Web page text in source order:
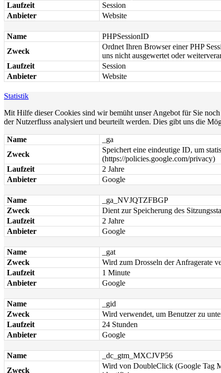
Laufzeit
Session
Anbieter
Website
Name
PHPSessionID
Zweck
Ordnet Ihren Browser einer PHP
uns nicht ausgewertet oder
Laufzeit
Session
Anbieter
Website
Statistik
Mit Hilfe dieser Cookies sind wir bemüht unser Angebot für Sie
der Nutzerfluss analysiert und beurteilt werden. Dies gibt uns die
Name
_ga
Zweck
Speichert eine eindeutige ID, um
(https://policies.google.com/privacy)
Laufzeit
2 Jahre
Anbieter
Google
Name
_ga_NVJQTZFBGP
Zweck
Dient zur Speicherung des
Laufzeit
2 Jahre
Anbieter
Google
Name
_gat
Zweck
Wird zum Drosseln der Anfragerate
Laufzeit
1 Minute
Anbieter
Google
Name
_gid
Zweck
Wird verwendet, um Benutzer zu
Laufzeit
24 Stunden
Anbieter
Google
Name
_dc_gtm_MXCJVP56
Zweck
Wird von DoubleClick (Google Tag